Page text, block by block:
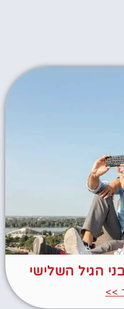
הגיל השלישי
>>